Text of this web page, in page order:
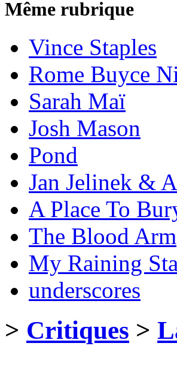
Même rubrique
Vince Staples
Rome Buyce
Sarah Maï
Josh Mason
Pond
Jan Jelinek &
A Place To
The Blood Arm
My Raining
underscores
> Critiques >